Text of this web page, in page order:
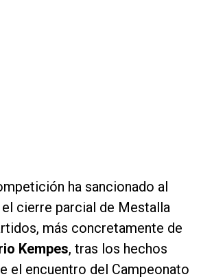
ha sancionado al
cierre parcial de Mestalla
más concretamente de
Kempes, tras los hechos
el encuentro del Campeonato